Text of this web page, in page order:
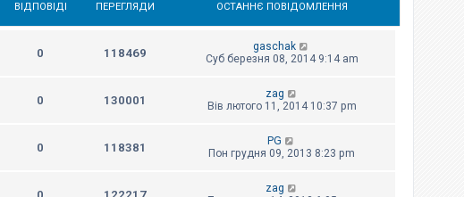
ВІДПОВІДІ ПЕРЕГЛЯДИ ОСТАННЄ ПОВІДОМЛЕННЯ
0 118469
gaschak
Суб березня 08, 2014 9:14 am
0 130001
zag
Вів лютого 11, 2014 10:37 pm
0 118381
PG
Пон грудня 09, 2013 8:23 pm
zag